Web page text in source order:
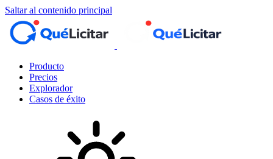
Saltar al contenido principal
Producto
Precios
Explorador
Casos de éxito